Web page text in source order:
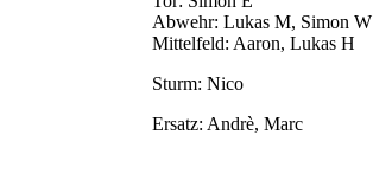
Abwehr: Lukas M, Simon W
Mittelfeld: Aaron, Lukas H
Sturm: Nico
Ersatz: Andrè, Marc